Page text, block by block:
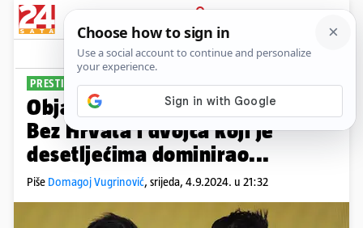
PRIJAVA
Sport Komentari
PRESTIŽNA NAGRADA
Objavili popis za Zlatnu loptu.
Bez Hrvata i dvojca koji je
desetljećima dominirao...
Piše Domagoj Vugrinović, srijeda, 4.9.2024. u 21:32